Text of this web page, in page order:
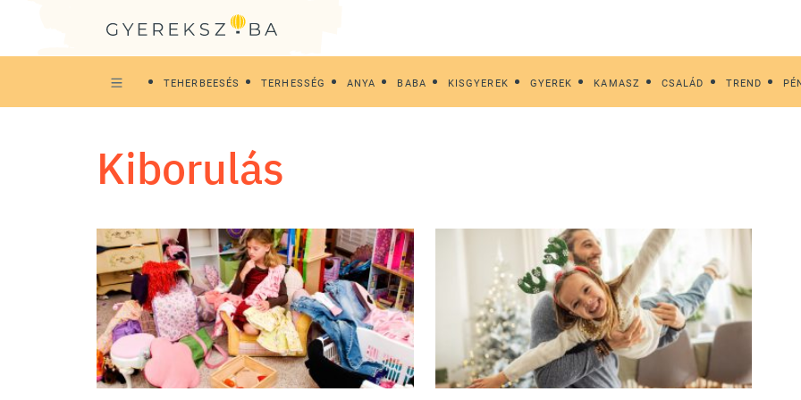
TEHERBEESÉS TERHESSÉG ANYA BABA KISGYEREK GYEREK KAMASZ CSALÁD TREND
kiborulás